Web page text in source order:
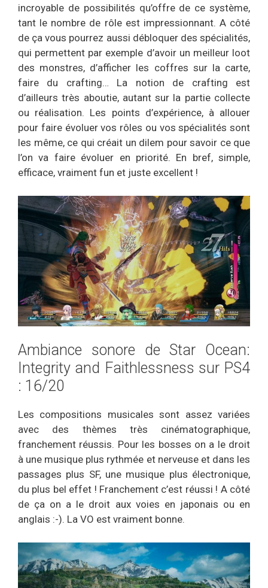
incroyable de possibilités qu’offre de ce système,
tant le nombre de rôle est impressionnant. A côté
de ça vous pourrez aussi débloquer des spécialités,
qui permettent par exemple d’avoir un meilleur loot
des monstres, d’afficher les coffres sur la carte,
faire du crafting… La notion de crafting est
d’ailleurs très aboutie, autant sur la partie collecte
ou réalisation. Les points d’expérience, à allouer
pour faire évoluer vos rôles ou vos spécialités sont
les même, ce qui créait un dilem pour savoir ce que
l’on va faire évoluer en priorité. En bref, simple,
efficace, vraiment fun et juste excellent !
Ambiance sonore de Star Ocean:
Integrity and Faithlessness sur PS4
: 16/20
Les compositions musicales sont assez variées
avec des thèmes très cinématographique,
franchement réussis. Pour les bosses on a le droit
à une musique plus rythmée et nerveuse et dans les
passages plus SF, une musique plus électronique,
du plus bel effet ! Franchement c’est réussi ! A côté
de ça on a le droit aux voies en japonais ou en
anglais :-). La VO est vraiment bonne.